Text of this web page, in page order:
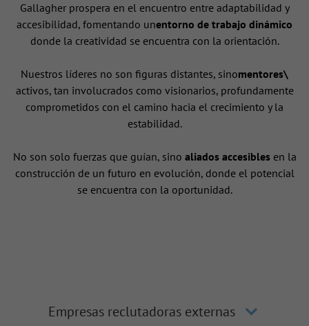
Gallagher prospera en el encuentro entre adaptabilidad y
accesibilidad, fomentando unentorno de trabajo dinámico
donde la creatividad se encuentra con la orientación.
Nuestros líderes no son figuras distantes, sinomentores\
activos, tan involucrados como visionarios, profundamente
comprometidos con el camino hacia el crecimiento y la
estabilidad.
No son solo fuerzas que guían, sino aliados accesiblesen la
construcción de un futuro en evolución, donde el potencial
se encuentra con la oportunidad.
Empresas reclutadoras externas